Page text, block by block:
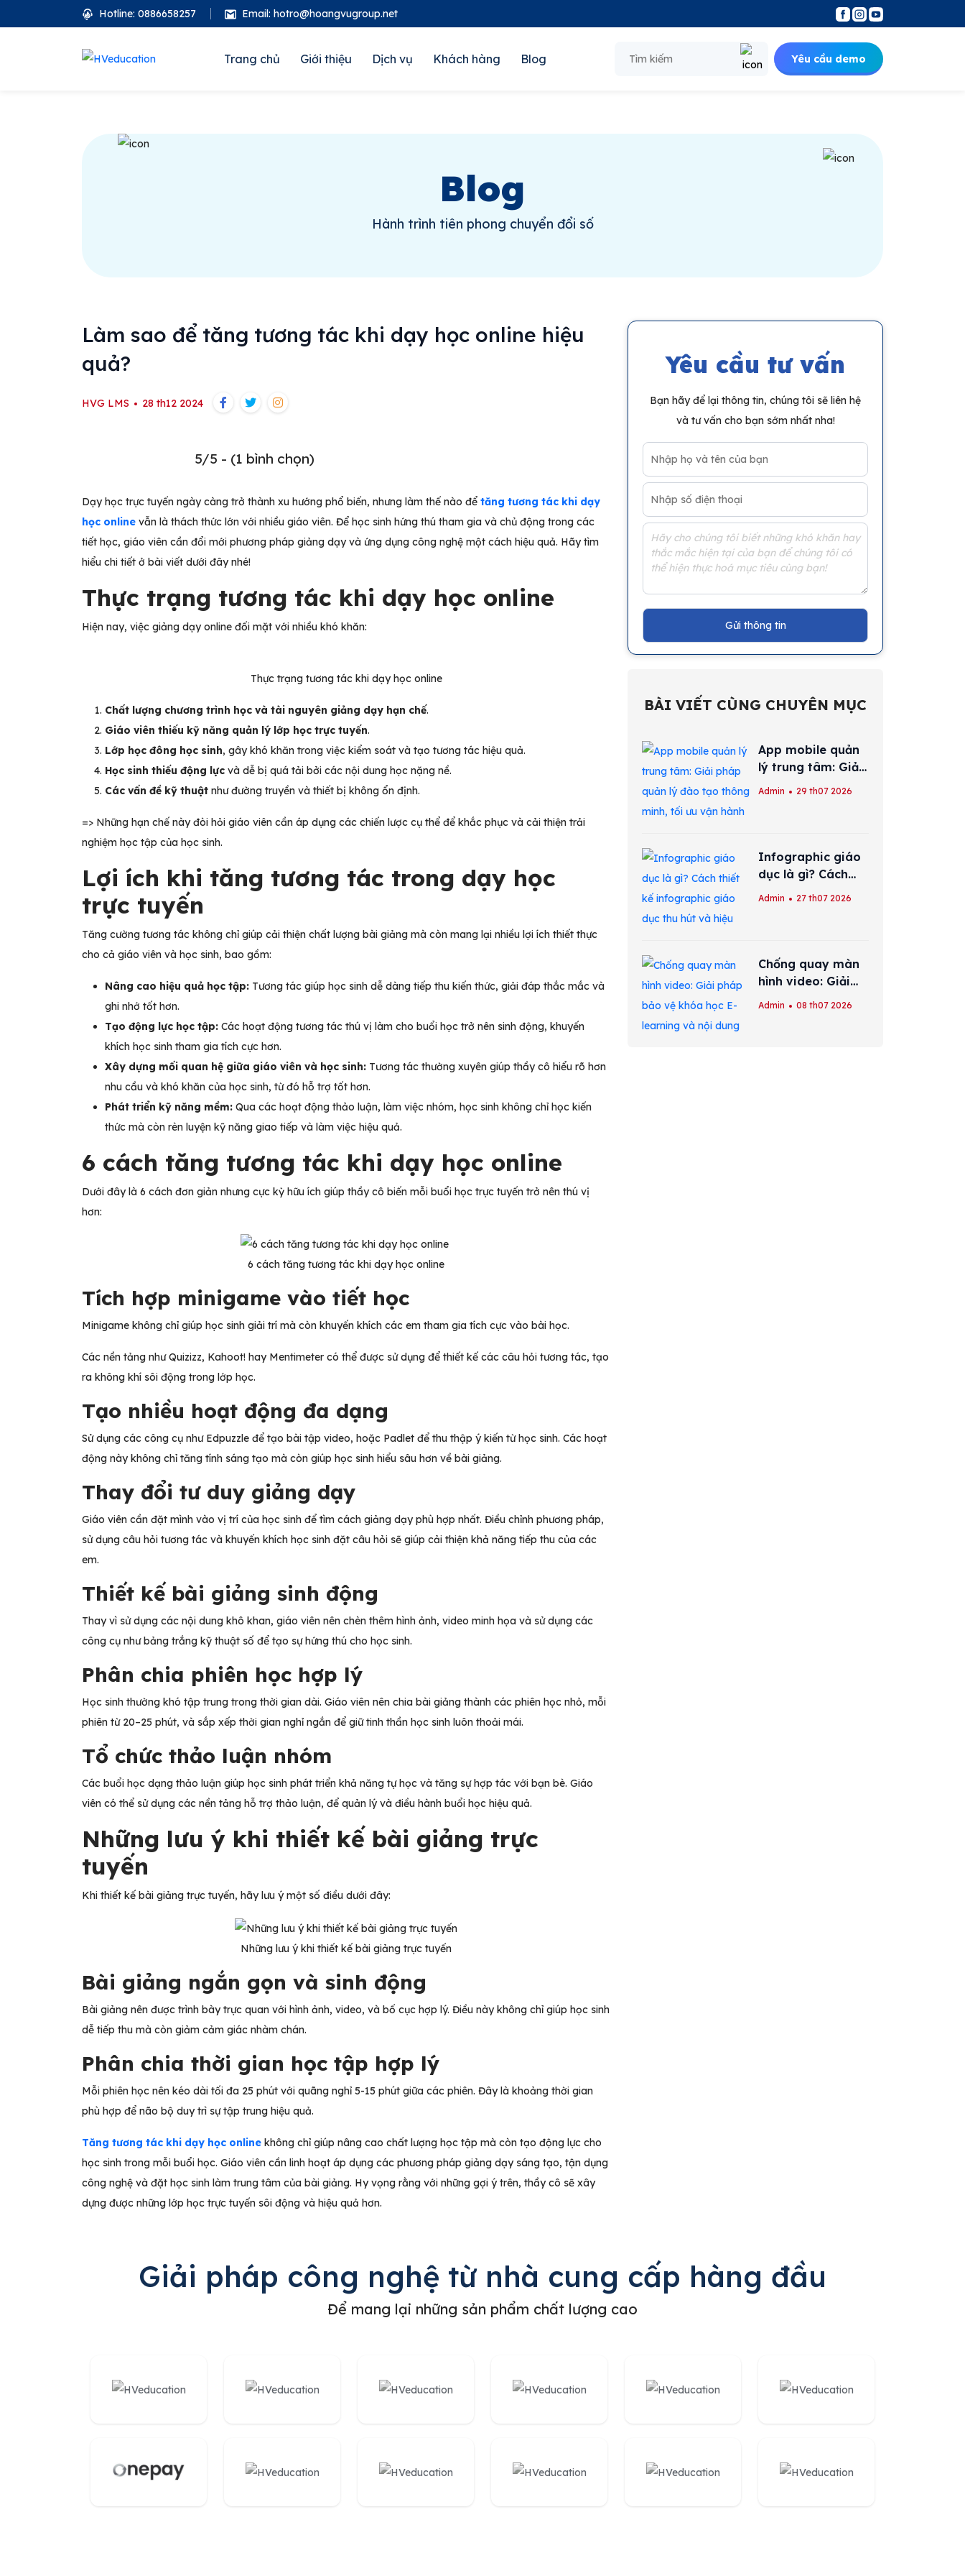
Hotline: 0886658257 Email: hotro@hoangvugroup.net
Trang chủ Giới thiệu Dịch vụ Khách hàng Blog Yêu cầu demo
Blog
Hành trình tiên phong chuyển đổi số
Làm sao để tăng tương tác khi dạy học online hiệu
quả?
HVG LMS 28 th12 2024
5/5 - (1 bình chọn)
Dạy học trực tuyến ngày càng trở thành xu hướng phổ biến, nhưng làm thế nào để tăng tương tác khi dạy
học online vẫn là thách thức lớn với nhiều giáo viên. Để học sinh hứng thú tham gia và chủ động trong các
tiết học, giáo viên cần đổi mới phương pháp giảng dạy và ứng dụng công nghệ một cách hiệu quả. Hãy tìm
hiểu chi tiết ở bài viết dưới đây nhé!
Thực trạng tương tác khi dạy học online
Hiện nay, việc giảng dạy online đối mặt với nhiều khó khăn:
Thực trạng tương tác khi dạy học online
Chất lượng chương trình học và tài nguyên giảng dạy hạn chế.
Giáo viên thiếu kỹ năng quản lý lớp học trực tuyến.
Lớp học đông học sinh, gây khó khăn trong việc kiểm soát và tạo tương tác hiệu quả.
Học sinh thiếu động lực và dễ bị quá tải bởi các nội dung học nặng nề.
Các vấn đề kỹ thuật như đường truyền và thiết bị không ổn định.
=> Những hạn chế này đòi hỏi giáo viên cần áp dụng các chiến lược cụ thể để khắc phục và cải thiện trải
nghiệm học tập của học sinh.
Lợi ích khi tăng tương tác trong dạy học
trực tuyến
Tăng cường tương tác không chỉ giúp cải thiện chất lượng bài giảng mà còn mang lại nhiều lợi ích thiết thực
cho cả giáo viên và học sinh, bao gồm:
Nâng cao hiệu quả học tập: Tương tác giúp học sinh dễ dàng tiếp thu kiến thức, giải đáp thắc mắc và
ghi nhớ tốt hơn.
Tạo động lực học tập: Các hoạt động tương tác thú vị làm cho buổi học trở nên sinh động, khuyến
khích học sinh tham gia tích cực hơn.
Xây dựng mối quan hệ giữa giáo viên và học sinh: Tương tác thường xuyên giúp thầy cô hiểu rõ hơn
nhu cầu và khó khăn của học sinh, từ đó hỗ trợ tốt hơn.
Phát triển kỹ năng mềm: Qua các hoạt động thảo luận, làm việc nhóm, học sinh không chỉ học kiến
thức mà còn rèn luyện kỹ năng giao tiếp và làm việc hiệu quả.
6 cách tăng tương tác khi dạy học online
Dưới đây là 6 cách đơn giản nhưng cực kỳ hữu ích giúp thầy cô biến mỗi buổi học trực tuyến trở nên thú vị
hơn:
6 cách tăng tương tác khi dạy học online
Tích hợp minigame vào tiết học
Minigame không chỉ giúp học sinh giải trí mà còn khuyến khích các em tham gia tích cực vào bài học.
Các nền tảng như Quizizz, Kahoot! hay Mentimeter có thể được sử dụng để thiết kế các câu hỏi tương tác, tạo
ra không khí sôi động trong lớp học.
Tạo nhiều hoạt động đa dạng
Sử dụng các công cụ như Edpuzzle để tạo bài tập video, hoặc Padlet để thu thập ý kiến từ học sinh. Các hoạt
động này không chỉ tăng tính sáng tạo mà còn giúp học sinh hiểu sâu hơn về bài giảng.
Thay đổi tư duy giảng dạy
Giáo viên cần đặt mình vào vị trí của học sinh để tìm cách giảng dạy phù hợp nhất. Điều chỉnh phương pháp,
sử dụng câu hỏi tương tác và khuyến khích học sinh đặt câu hỏi sẽ giúp cải thiện khả năng tiếp thu của các
em.
Thiết kế bài giảng sinh động
Thay vì sử dụng các nội dung khô khan, giáo viên nên chèn thêm hình ảnh, video minh họa và sử dụng các
công cụ như bảng trắng kỹ thuật số để tạo sự hứng thú cho học sinh.
Phân chia phiên học hợp lý
Học sinh thường khó tập trung trong thời gian dài. Giáo viên nên chia bài giảng thành các phiên học nhỏ, mỗi
phiên từ 20–25 phút, và sắp xếp thời gian nghỉ ngắn để giữ tinh thần học sinh luôn thoải mái.
Tổ chức thảo luận nhóm
Các buổi học dạng thảo luận giúp học sinh phát triển khả năng tự học và tăng sự hợp tác với bạn bè. Giáo
viên có thể sử dụng các nền tảng hỗ trợ thảo luận, để quản lý và điều hành buổi học hiệu quả.
Những lưu ý khi thiết kế bài giảng trực
tuyến
Khi thiết kế bài giảng trực tuyến, hãy lưu ý một số điều dưới đây:
Những lưu ý khi thiết kế bài giảng trực tuyến
Bài giảng ngắn gọn và sinh động
Bài giảng nên được trình bày trực quan với hình ảnh, video, và bố cục hợp lý. Điều này không chỉ giúp học sinh
dễ tiếp thu mà còn giảm cảm giác nhàm chán.
Phân chia thời gian học tập hợp lý
Mỗi phiên học nên kéo dài tối đa 25 phút với quãng nghỉ 5-15 phút giữa các phiên. Đây là khoảng thời gian
phù hợp để não bộ duy trì sự tập trung hiệu quả.
Tăng tương tác khi dạy học online không chỉ giúp nâng cao chất lượng học tập mà còn tạo động lực cho
học sinh trong mỗi buổi học. Giáo viên cần linh hoạt áp dụng các phương pháp giảng dạy sáng tạo, tận dụng
công nghệ và đặt học sinh làm trung tâm của bài giảng. Hy vọng rằng với những gợi ý trên, thầy cô sẽ xây
dựng được những lớp học trực tuyến sôi động và hiệu quả hơn.
Yêu cầu tư vấn
Bạn hãy để lại thông tin, chúng tôi sẽ liên hệ
và tư vấn cho bạn sớm nhất nha!
BÀI VIẾT CÙNG CHUYÊN MỤC
App mobile quản
lý trung tâm: Giải
pháp quản lý đào
Admin 29 th07 2026
Infographic giáo
dục là gì? Cách
thiết kế
Admin 27 th07 2026
Chống quay màn
hình video: Giải
pháp bảo vệ khóa
Admin 08 th07 2026
Giải pháp công nghệ từ nhà cung cấp hàng đầu
Để mang lại những sản phẩm chất lượng cao